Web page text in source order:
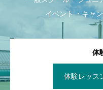
イベント
キャ
体
体験レッス